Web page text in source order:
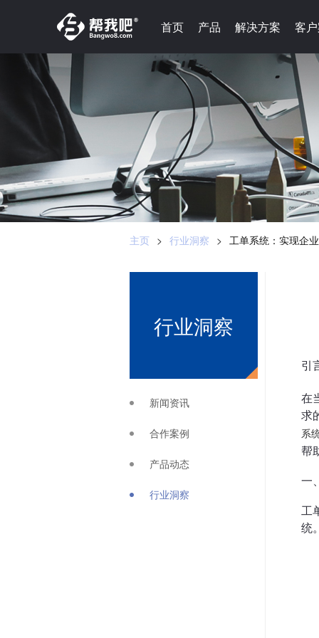
首页 产品 解决方案 客
首页 产品 解决方案 客
主页 > 行业洞察 > 工单系统：实现企
行业洞察
新闻资讯
合作案例
产品动态
行业洞察
引
在
求
系
帮
一
工
统